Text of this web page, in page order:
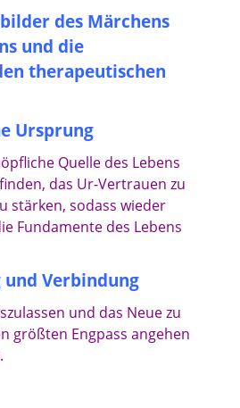
des Märchens
und die
therapeutischen
Ursprung
Quelle des Lebens
das Ur-Vertrauen zu
stärken, sodass wieder
Fundamente des Lebens
und Verbindung
und das Neue zu
größten Engpass angehen